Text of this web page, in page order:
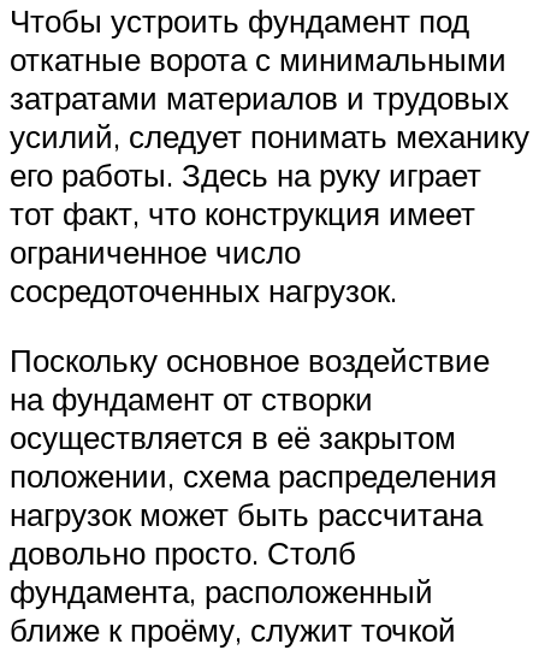
Чтобы устроить фундамент под
откатные ворота с минимальными
затратами материалов и трудовых
усилий, следует понимать механику
его работы. Здесь на руку играет
тот факт, что конструкция имеет
ограниченное число
сосредоточенных нагрузок.
Поскольку основное воздействие
на фундамент от створки
осуществляется в её закрытом
положении, схема распределения
нагрузок может быть рассчитана
довольно просто. Столб
фундамента, расположенный
ближе к проёму, служит точкой